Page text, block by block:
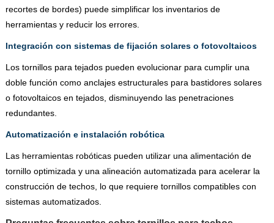
recortes de bordes) puede simplificar los inventarios de
herramientas y reducir los errores.
Integración con sistemas de fijación solares o fotovoltaicos
Los tornillos para tejados pueden evolucionar para cumplir una
doble función como anclajes estructurales para bastidores solares
o fotovoltaicos en tejados, disminuyendo las penetraciones
redundantes.
Automatización e instalación robótica
Las herramientas robóticas pueden utilizar una alimentación de
tornillo optimizada y una alineación automatizada para acelerar la
construcción de techos, lo que requiere tornillos compatibles con
sistemas automatizados.